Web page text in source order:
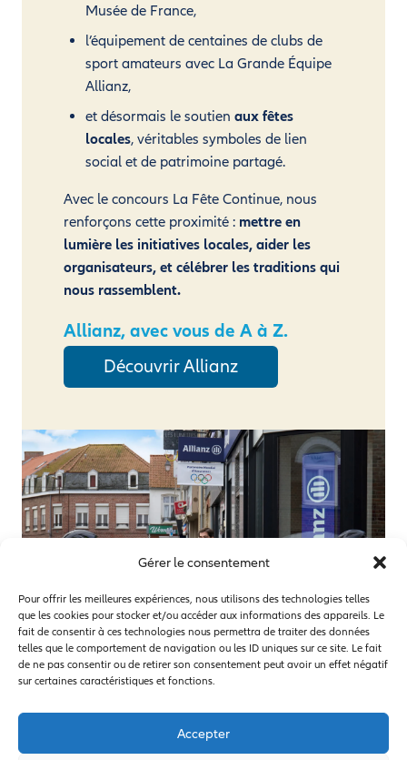
Gérer le consentement
Pour offrir les meilleures expériences, nous utilisons des technologies telles
que les cookies pour stocker et/ou accéder aux informations des appareils. Le
fait de consentir à ces technologies nous permettra de traiter des données
telles que le comportement de navigation ou les ID uniques sur ce site. Le fait
de ne pas consentir ou de retirer son consentement peut avoir un effet négatif
sur certaines caractéristiques et fonctions.
Accepter
Musée de France,
l’équipement de centaines de clubs de
sport amateurs avec La Grande Équipe
Allianz,
et désormais le soutien aux fêtes
locales, véritables symboles de lien
social et de patrimoine partagé.
Avec le concours La Fête Continue, nous
renforçons cette proximité : mettre en
lumière les initiatives locales, aider les
organisateurs, et célébrer les traditions qui
nous rassemblent.
Allianz, avec vous de A à Z.
Découvrir Allianz